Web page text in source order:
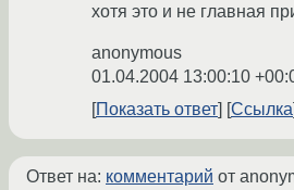
хотя это и не главная
anonymous
01.04.2004 13:00:10
Показать ответ
Ссылка
Ответ на: комментарий от